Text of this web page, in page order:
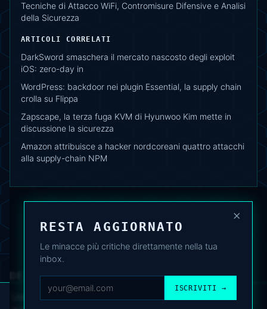
Tecniche di Attacco WiFi, Contromisure Difensive e Analisi
della Sicurezza
ARTICOLI CORRELATI
DarkSword smaschera il mercato nascosto degli exploit
iOS: zero-day in
WordPress: backdoor nei plugin Essential, la supply chain
crolla su Flippa
Zapscape, la terza fuga KVM di Hyunwoo Kim mette in
discussione la sicurezza
Amazon attribuisce a hacker nordcoreani quattro attacchi
alla supply-chain NPM
×
RESTA AGGIORNATO
Le minacce più critiche direttamente nella tua
inbox.
ISCRIVITI →
DEAFNEWS
CHI SIAMO·ARCHIVIO ·FAQ PRIVACY·COOKIE POLICY
CONTATTI